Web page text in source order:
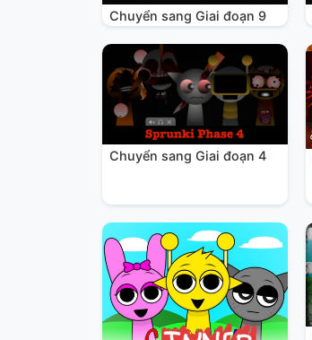
Chuyển sang Giai đoạn 9
Chuyển sang Giai đoạn 4